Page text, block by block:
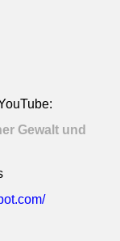
Gewalt und